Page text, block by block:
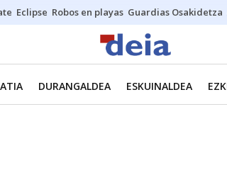
Eclipse Robos en playas Guardias Osakidetza
DURANGALDEA ESKUINALDEA